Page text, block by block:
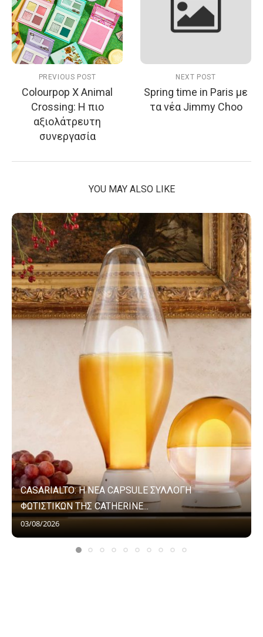
PREVIOUS POST
Colourpop X Animal
Crossing: Η πιο
αξιολάτρευτη
συνεργασία
NEXT POST
Spring time in Paris με
τα νέα Jimmy Choo
YOU MAY ALSO LIKE
CASARIALTO: Η ΝΕΑ CAPSULE ΣΥΛΛΟΓΗ
ΦΩΤΙΣΤΙΚΩΝ ΤΗΣ CATHERINE...
03/08/2026